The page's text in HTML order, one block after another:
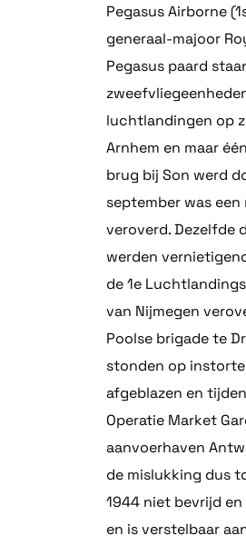
Pegasus Airborne
generaal-majoor
Pegasus paard
luchtlandingen op
Arnhem en maar
brug bij Son werd
september was
veroverd. Dezelfde
werden
de 1e
van Nijmegen
Poolse brigade te
stonden op
afgeblazen en
Operatie Market
aanvoerhaven
de mislukking dus
1944 niet bevrijd
en is verstelbaar